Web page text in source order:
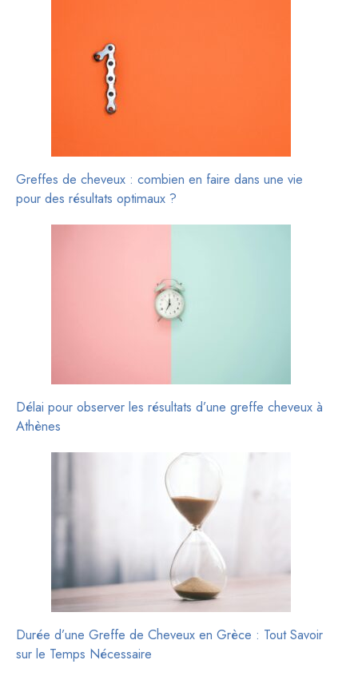
Greffes de cheveux : combien en faire dans une vie
pour des résultats optimaux ?
Délai pour observer les résultats d’une greffe cheveux à
Athènes
Durée d’une Greffe de Cheveux en Grèce : Tout Savoir
sur le Temps Nécessaire